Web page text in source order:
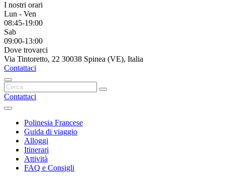
I nostri orari
Lun - Ven
08:45-19:00
Sab
09:00-13:00
Dove trovarci
Via Tintoretto, 22 30038 Spinea (VE), Italia
Contattaci
Contattaci
Polinesia Francese
Guida di viaggio
Alloggi
Itinerari
Attività
FAQ e Consigli